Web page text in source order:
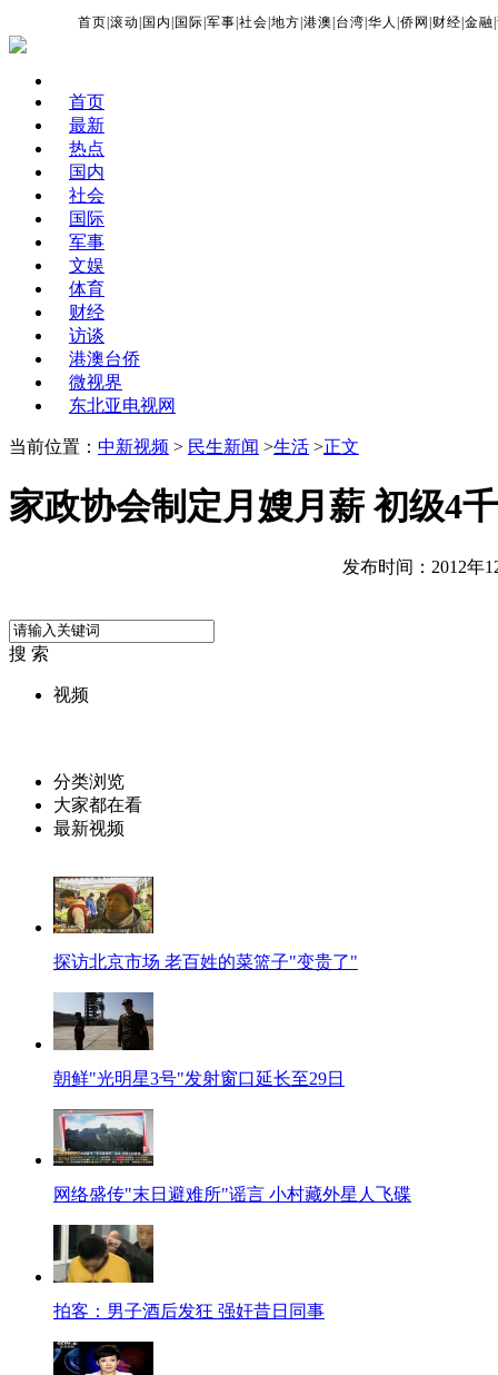
首页 |滚动 国内 国际 |军事 |社会 |地方 |港澳 台湾 |华人 |侨网 财经 |金融 |
首页
最新
热点
国内
社会
国际
军事
文娱
体育
财经
访谈
港澳台侨
微视界
东北亚电视网
当前位置： 中新视频 > 民生新闻 >生活 >正文
家政协会制定月嫂月薪 初级4
发布时间：2012年
搜 索
视频
分类浏览
大家都在看
最新视频
探访北京市场 老百姓的菜篮子"变贵了"
朝鲜"光明星3号"发射窗口延长至29日
网络盛传"末日避难所"谣言 小村藏外星人飞碟
拍客：男子酒后发狂 强奸昔日同事